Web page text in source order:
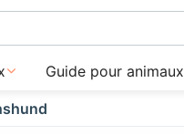
Guide pour animaux